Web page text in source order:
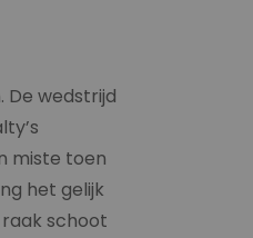
De wedstrijd
miste toen
het gelijk
schoot